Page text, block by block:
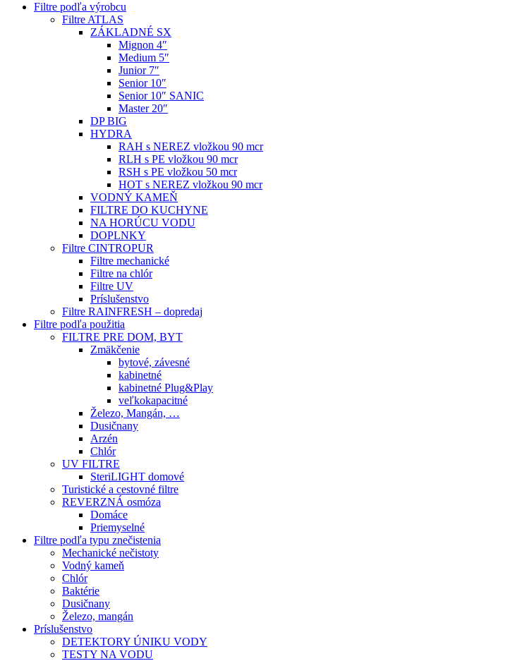
Filtre podľa výrobcu
Filtre ATLAS
ZÁKLADNÉ SX
Mignon 4″
Medium 5″
Junior 7″
Senior 10″
Senior 10″ SANIC
Master 20″
DP BIG
HYDRA
RAH s NEREZ vložkou 90 mcr
RLH s PE vložkou 90 mcr
RSH s PE vložkou 50 mcr
HOT s NEREZ vložkou 90 mcr
VODNÝ KAMEŇ
FILTRE DO KUCHYNE
NA HORÚCU VODU
DOPLNKY
Filtre CINTROPUR
Filtre mechanické
Filtre na chlór
Filtre UV
Príslušenstvo
Filtre RAINFRESH – dopredaj
Filtre podľa použitia
FILTRE PRE DOM, BYT
Zmäkčenie
bytové, závesné
kabinetné
kabinetné Plug&Play
veľkokapacitné
Železo, Mangán, …
Dusičnany
Arzén
Chlór
UV FILTRE
SteriLIGHT domové
Turistické a cestovné filtre
REVERZNÁ osmóza
Domáce
Priemyselné
Filtre podľa typu znečistenia
Mechanické nečistoty
Vodný kameň
Chlór
Baktérie
Dusičnany
Železo, mangán
Príslušenstvo
DETEKTORY ÚNIKU VODY
TESTY NA VODU